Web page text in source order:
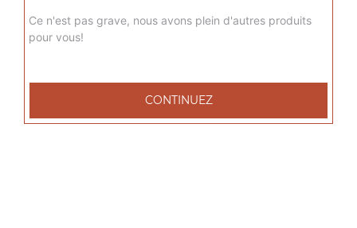
Ce n'est pas grave, nous avons plein d'autres produits
pour vous!
CONTINUEZ